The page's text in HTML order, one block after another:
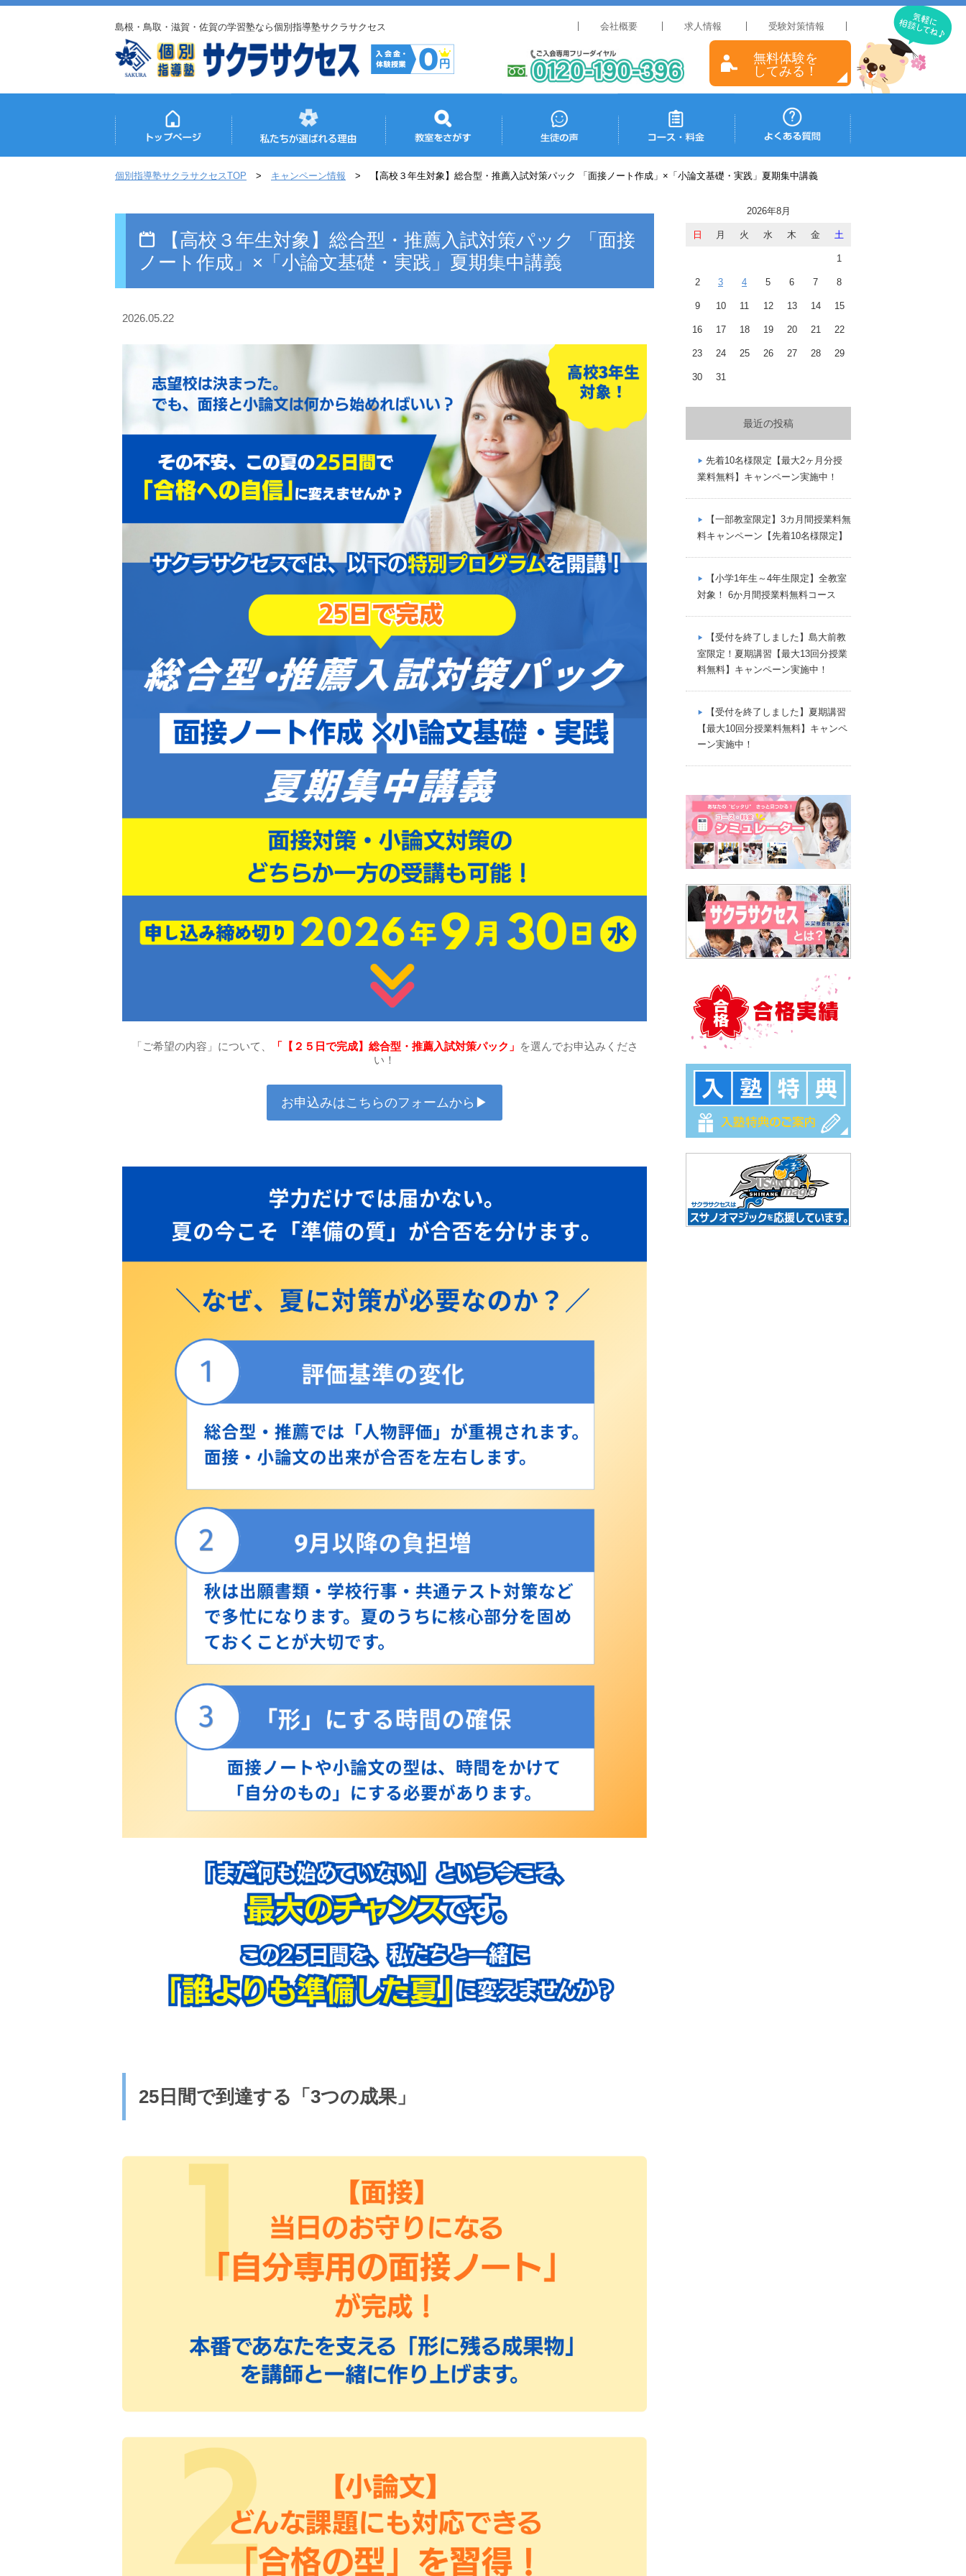
島根・鳥取・滋賀・佐賀の学習塾なら個別指導塾サクラサクセス 会社概要 求人情報 受験対策情報
無料体験を
してみる！
個別指導塾サクラサクセスTOP キャンペーン情報 【高校３年生対象】総合型・推薦入試対策パック 「面接ノート作成」×「小論文基礎・実践」夏期集中講義
【高校３年生対象】総合型・推薦入試対策パック 「面接
ノート作成」×「小論文基礎・実践」夏期集中講義
2026.05.22
「ご希望の内容」について、 「【２５日で完成】総合型・推薦入試対策パック」 を選んでお申込みくださ
い！
お申込みはこちらのフォームから▶
25日間で到達する「3つの成果」
2026年8月
日 月 火 水 木 金 土
1
2 3 4 5 6 7 8
9 10 11 12 13 14 15
16 17 18 19 20 21 22
23 24 25 26 27 28 29
30 31
最近の投稿
先着10名様限定【最大2ヶ月分授
業料無料】キャンペーン実施中！
【一部教室限定】3カ月間授業料無
料キャンペーン【先着10名様限定】
【小学1年生～4年生限定】全教室
対象！ 6か月間授業料無料コース
【受付を終了しました】島大前教
室限定！夏期講習【最大13回分授業
料無料】キャンペーン実施中！
【受付を終了しました】夏期講習
【最大10回分授業料無料】キャンペ
ーン実施中！